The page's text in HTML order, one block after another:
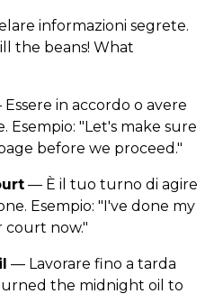
informazioni segrete.
the beans! What
in accordo o avere
Esempio: "Let's make sure
before we proceed."
— È il tuo turno di agire
Esempio: "I've done my
court now."
— Lavorare fino a tarda
the midnight oil to